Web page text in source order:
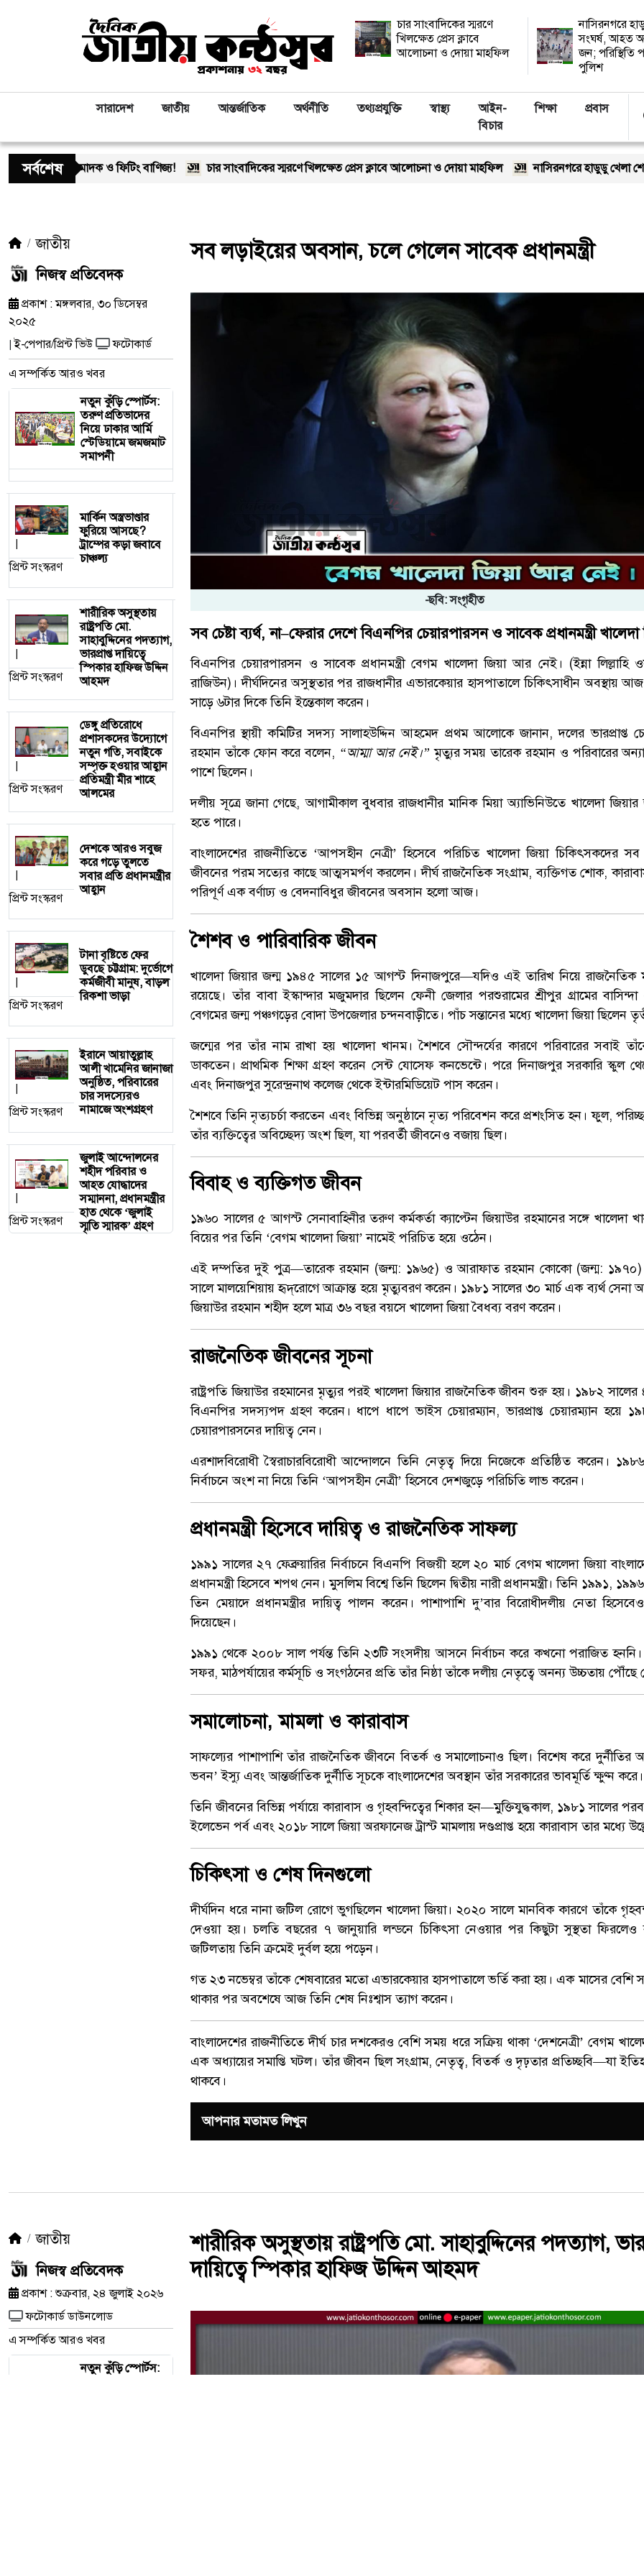
চার সাংবাদিকের স্মরণে
খিলক্ষেত প্রেস ক্লাবে
আলোচনা ও দোয়া মাহফিল
নাসিরনগরে
সংঘর্ষ, আহত
জন; পরিস্থিতি
পুলিশ
সারাদেশ জাতীয় আন্তর্জাতিক অর্থনীতি তথ্যপ্রযুক্তি স্বাস্থ্য
আইন-
বিচার
শিক্ষা প্রবাস
সর্বশেষ
ও ফিটিং বাণিজ্য! চার সাংবাদিকের স্মরণে খিলক্ষেত প্রেস ক্লাবে আলোচনা ও দোয়া মাহফিল নাসিরনগরে হাডুডু খেলা শেষে সংঘর্ষ, আহত
জাতীয়
নিজস্ব প্রতিবেদক
প্রকাশ : মঙ্গলবার, ৩০ ডিসেম্বর
২০২৫
| ই-পেপার/প্রিন্ট ভিউ
ফটোকার্ড
এ সম্পর্কিত আরও খবর
নতুন কুঁড়ি স্পোর্টস:
তরুণ প্রতিভাদের
নিয়ে ঢাকার আর্মি
স্টেডিয়ামে জমজমাট
সমাপনী
প্রিন্ট সংস্করণ
মার্কিন অস্ত্রভাণ্ডার
ফুরিয়ে আসছে?
ট্রাম্পের কড়া জবাবে
চাঞ্চল্য
|
প্রিন্ট সংস্করণ
শারীরিক অসুস্থতায়
রাষ্ট্রপতি মো.
সাহাবুদ্দিনের পদত্যাগ,
ভারপ্রাপ্ত দায়িত্বে
স্পিকার হাফিজ উদ্দিন
আহমদ
|
প্রিন্ট সংস্করণ
ডেঙ্গু প্রতিরোধে
প্রশাসকদের উদ্যোগে
নতুন গতি, সবাইকে
সম্পৃক্ত হওয়ার আহ্বান
প্রতিমন্ত্রী মীর শাহে
আলমের
|
প্রিন্ট সংস্করণ
দেশকে আরও সবুজ
করে গড়ে তুলতে
সবার প্রতি প্রধানমন্ত্রীর
আহ্বান
|
প্রিন্ট সংস্করণ
টানা বৃষ্টিতে ফের
ডুবছে চট্টগ্রাম: দুর্ভোগে
কর্মজীবী মানুষ, বাড়ল
রিকশা ভাড়া
|
প্রিন্ট সংস্করণ
ইরানে আয়াতুল্লাহ
আলী খামেনির জানাজা
অনুষ্ঠিত, পরিবারের
চার সদস্যেরও
নামাজে অংশগ্রহণ
প্রিন্ট সংস্করণ
জুলাই আন্দোলনের
শহীদ পরিবার ও
আহত যোদ্ধাদের
সম্মাননা, প্রধানমন্ত্রীর
হাত থেকে ‘জুলাই
স্মৃতি স্মারক’ গ্রহণ
সব লড়াইয়ের অবসান, চলে গেলেন সাবেক প্রধানমন্ত্রী
-ছবি: সংগৃহীত
সব চেষ্টা ব্যর্থ, না–ফেরার দেশে বিএনপির চেয়ারপারসন ও সাবেক প্রধানমন্ত্রী খালেদা
বিএনপির চেয়ারপারসন ও সাবেক প্রধানমন্ত্রী বেগম খালেদা জিয়া আর নেই। (ইন্না লিল্লাহি
রাজিউন)। দীর্ঘদিনের অসুস্থতার পর রাজধানীর এভারকেয়ার হাসপাতালে চিকিৎসাধীন অবস্থায়
সাড়ে ৬টার দিকে তিনি ইন্তেকাল করেন।
বিএনপির স্থায়ী কমিটির সদস্য সালাহউদ্দিন আহমেদ প্রথম আলোকে জানান, দলের ভারপ্রাপ্ত
রহমান তাঁকে ফোন করে বলেন, “আম্মা আর নেই।” মৃত্যুর সময় তারেক রহমান ও পরিবারের
পাশে ছিলেন।
দলীয় সূত্রে জানা গেছে, আগামীকাল বুধবার রাজধানীর মানিক মিয়া অ্যাভিনিউতে খালেদা জিয়ার
হতে পারে।
বাংলাদেশের রাজনীতিতে ‘আপসহীন নেত্রী’ হিসেবে পরিচিত খালেদা জিয়া চিকিৎসকদের সব
জীবনের পরম সত্যের কাছে আত্মসমর্পণ করলেন। দীর্ঘ রাজনৈতিক সংগ্রাম, ব্যক্তিগত শোক,
পরিপূর্ণ এক বর্ণাঢ্য ও বেদনাবিধুর জীবনের অবসান হলো আজ।
শৈশব ও পারিবারিক জীবন
খালেদা জিয়ার জন্ম ১৯৪৫ সালের ১৫ আগস্ট দিনাজপুরে—যদিও এই তারিখ নিয়ে রাজনৈতিক
রয়েছে। তাঁর বাবা ইস্কান্দার মজুমদার ছিলেন ফেনী জেলার পরশুরামের শ্রীপুর গ্রামের
বেগমের জন্ম পঞ্চগড়ের বোদা উপজেলার চন্দনবাড়ীতে। পাঁচ সন্তানের মধ্যে খালেদা জিয়া ছিলেন
জন্মের পর তাঁর নাম রাখা হয় খালেদা খানম। শৈশবে সৌন্দর্যের কারণে পরিবারের সবাই
ডাকতেন। প্রাথমিক শিক্ষা গ্রহণ করেন সেন্ট যোসেফ কনভেন্টে। পরে দিনাজপুর সরকারি স্কুল
এবং দিনাজপুর সুরেন্দ্রনাথ কলেজ থেকে ইন্টারমিডিয়েট পাস করেন।
শৈশবে তিনি নৃত্যচর্চা করতেন এবং বিভিন্ন অনুষ্ঠানে নৃত্য পরিবেশন করে প্রশংসিত হন। ফুল,
তাঁর ব্যক্তিত্বের অবিচ্ছেদ্য অংশ ছিল, যা পরবর্তী জীবনেও বজায় ছিল।
বিবাহ ও ব্যক্তিগত জীবন
১৯৬০ সালের ৫ আগস্ট সেনাবাহিনীর তরুণ কর্মকর্তা ক্যাপ্টেন জিয়াউর রহমানের সঙ্গে খালেদা
বিয়ের পর তিনি ‘বেগম খালেদা জিয়া’ নামেই পরিচিত হয়ে ওঠেন।
এই দম্পতির দুই পুত্র—তারেক রহমান (জন্ম: ১৯৬৫) ও আরাফাত রহমান কোকো (জন্ম:
সালে মালয়েশিয়ায় হৃদ্‌রোগে আক্রান্ত হয়ে মৃত্যুবরণ করেন। ১৯৮১ সালের ৩০ মার্চ এক ব্যর্থ সেনা
জিয়াউর রহমান শহীদ হলে মাত্র ৩৬ বছর বয়সে খালেদা জিয়া বৈধব্য বরণ করেন।
রাজনৈতিক জীবনের সূচনা
রাষ্ট্রপতি জিয়াউর রহমানের মৃত্যুর পরই খালেদা জিয়ার রাজনৈতিক জীবন শুরু হয়। ১৯৮২ সালের
বিএনপির সদস্যপদ গ্রহণ করেন। ধাপে ধাপে ভাইস চেয়ারম্যান, ভারপ্রাপ্ত চেয়ারম্যান হয়ে
চেয়ারপারসনের দায়িত্ব নেন।
এরশাদবিরোধী স্বৈরাচারবিরোধী আন্দোলনে তিনি নেতৃত্ব দিয়ে নিজেকে প্রতিষ্ঠিত করেন।
নির্বাচনে অংশ না নিয়ে তিনি ‘আপসহীন নেত্রী’ হিসেবে দেশজুড়ে পরিচিতি লাভ করেন।
প্রধানমন্ত্রী হিসেবে দায়িত্ব ও রাজনৈতিক সাফল্য
১৯৯১ সালের ২৭ ফেব্রুয়ারির নির্বাচনে বিএনপি বিজয়ী হলে ২০ মার্চ বেগম খালেদা জিয়া
প্রধানমন্ত্রী হিসেবে শপথ নেন। মুসলিম বিশ্বে তিনি ছিলেন দ্বিতীয় নারী প্রধানমন্ত্রী। তিনি
তিন মেয়াদে প্রধানমন্ত্রীর দায়িত্ব পালন করেন। পাশাপাশি দু’বার বিরোধীদলীয় নেতা
দিয়েছেন।
১৯৯১ থেকে ২০০৮ সাল পর্যন্ত তিনি ২৩টি সংসদীয় আসনে নির্বাচন করে কখনো পরাজিত হননি।
সফর, মাঠপর্যায়ের কর্মসূচি ও সংগঠনের প্রতি তাঁর নিষ্ঠা তাঁকে দলীয় নেতৃত্বে অনন্য উচ্চতায় পৌঁছে
সমালোচনা, মামলা ও কারাবাস
সাফল্যের পাশাপাশি তাঁর রাজনৈতিক জীবনে বিতর্ক ও সমালোচনাও ছিল। বিশেষ করে দুর্নীতির
ভবন’ ইস্যু এবং আন্তর্জাতিক দুর্নীতি সূচকে বাংলাদেশের অবস্থান তাঁর সরকারের ভাবমূর্তি ক্ষুণ্ন করে।
তিনি জীবনের বিভিন্ন পর্যায়ে কারাবাস ও গৃহবন্দিত্বের শিকার হন—মুক্তিযুদ্ধকাল, ১৯৮১ সালের
ইলেভেন পর্ব এবং ২০১৮ সালে জিয়া অরফানেজ ট্রাস্ট মামলায় দণ্ডপ্রাপ্ত হয়ে কারাবাস তার মধ্যে
চিকিৎসা ও শেষ দিনগুলো
দীর্ঘদিন ধরে নানা জটিল রোগে ভুগছিলেন খালেদা জিয়া। ২০২০ সালে মানবিক কারণে তাঁকে
দেওয়া হয়। চলতি বছরের ৭ জানুয়ারি লন্ডনে চিকিৎসা নেওয়ার পর কিছুটা সুস্থতা
জটিলতায় তিনি ক্রমেই দুর্বল হয়ে পড়েন।
গত ২৩ নভেম্বর তাঁকে শেষবারের মতো এভারকেয়ার হাসপাতালে ভর্তি করা হয়। এক মাসের বেশি
থাকার পর অবশেষে আজ তিনি শেষ নিঃশ্বাস ত্যাগ করেন।
বাংলাদেশের রাজনীতিতে দীর্ঘ চার দশকেরও বেশি সময় ধরে সক্রিয় থাকা ‘দেশনেত্রী’ বেগম
এক অধ্যায়ের সমাপ্তি ঘটল। তাঁর জীবন ছিল সংগ্রাম, নেতৃত্ব, বিতর্ক ও দৃঢ়তার প্রতিচ্ছবি—যা
থাকবে।
আপনার মতামত লিখুন
জাতীয়
নিজস্ব প্রতিবেদক
প্রকাশ : শুক্রবার, ২৪ জুলাই ২০২৬
ফটোকার্ড ডাউনলোড
এ সম্পর্কিত আরও খবর
নতুন কুঁড়ি স্পোর্টস:
শারীরিক অসুস্থতায় রাষ্ট্রপতি মো. সাহাবুদ্দিনের পদত্যাগ,
দায়িত্বে স্পিকার হাফিজ উদ্দিন আহমদ